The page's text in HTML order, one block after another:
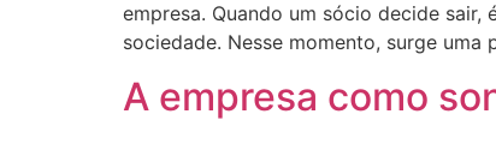
empresa. Quando um sócio decide
sociedade. Nesse momento, surge
A empresa como